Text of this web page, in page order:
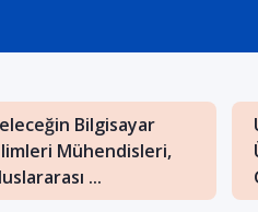
Makedonya: Balkanların
Kültürel Hazineleriyle
Dolu Bir Eğiti...